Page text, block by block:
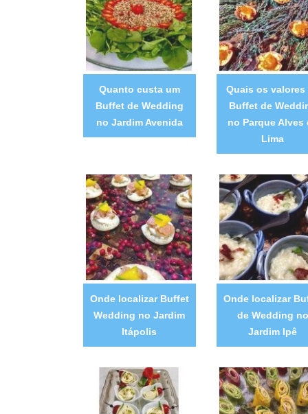
Quanto custa um
Buffet de Wedding
no Jardim Avenida
Quais os valores
Buffet de
no Parque Alves
Lima
Onde localizar Buffet
Wedding no Jardim
Itápolis
Onde localizar
de Wedding no
Jardim Ipê